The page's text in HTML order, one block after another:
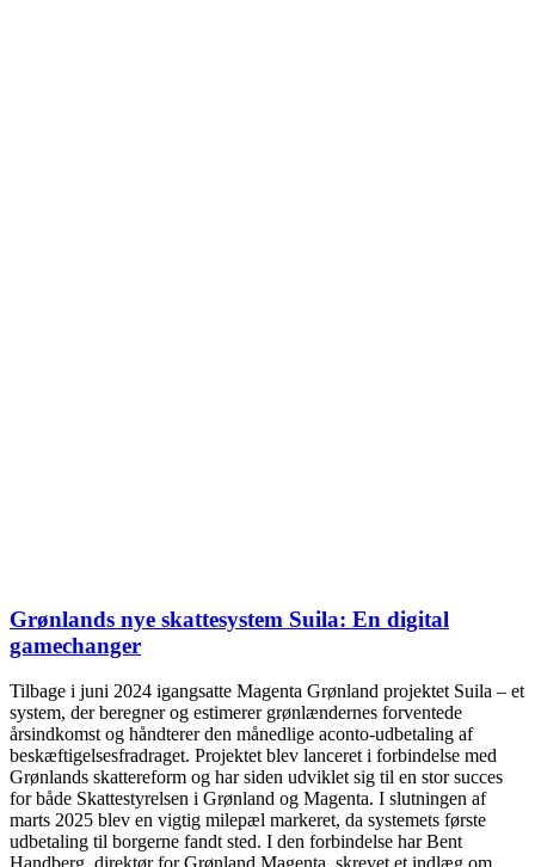
Grønlands nye skattesystem Suila: En digital
gamechanger
Tilbage i juni 2024 igangsatte Magenta Grønland projektet Suila – et
system, der beregner og estimerer grønlændernes forventede
årsindkomst og håndterer den månedlige aconto-udbetaling af
beskæftigelsesfradraget. Projektet blev lanceret i forbindelse med
Grønlands skattereform og har siden udviklet sig til en stor succes
for både Skattestyrelsen i Grønland og Magenta. I slutningen af
marts 2025 blev en vigtig milepæl markeret, da systemets første
udbetaling til borgerne fandt sted. I den forbindelse har Bent